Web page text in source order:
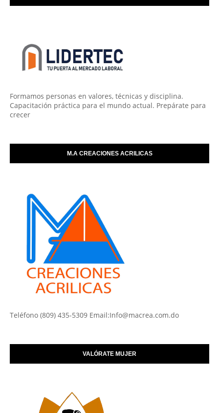
Formamos personas en valores, técnicas y disciplina.
Capacitación práctica para el mundo actual. Prepárate para
crecer
M.A CREACIONES ACRILICAS
Teléfono (809) 435-5309 Email:Info@macrea.com.do
VALÓRATE MUJER